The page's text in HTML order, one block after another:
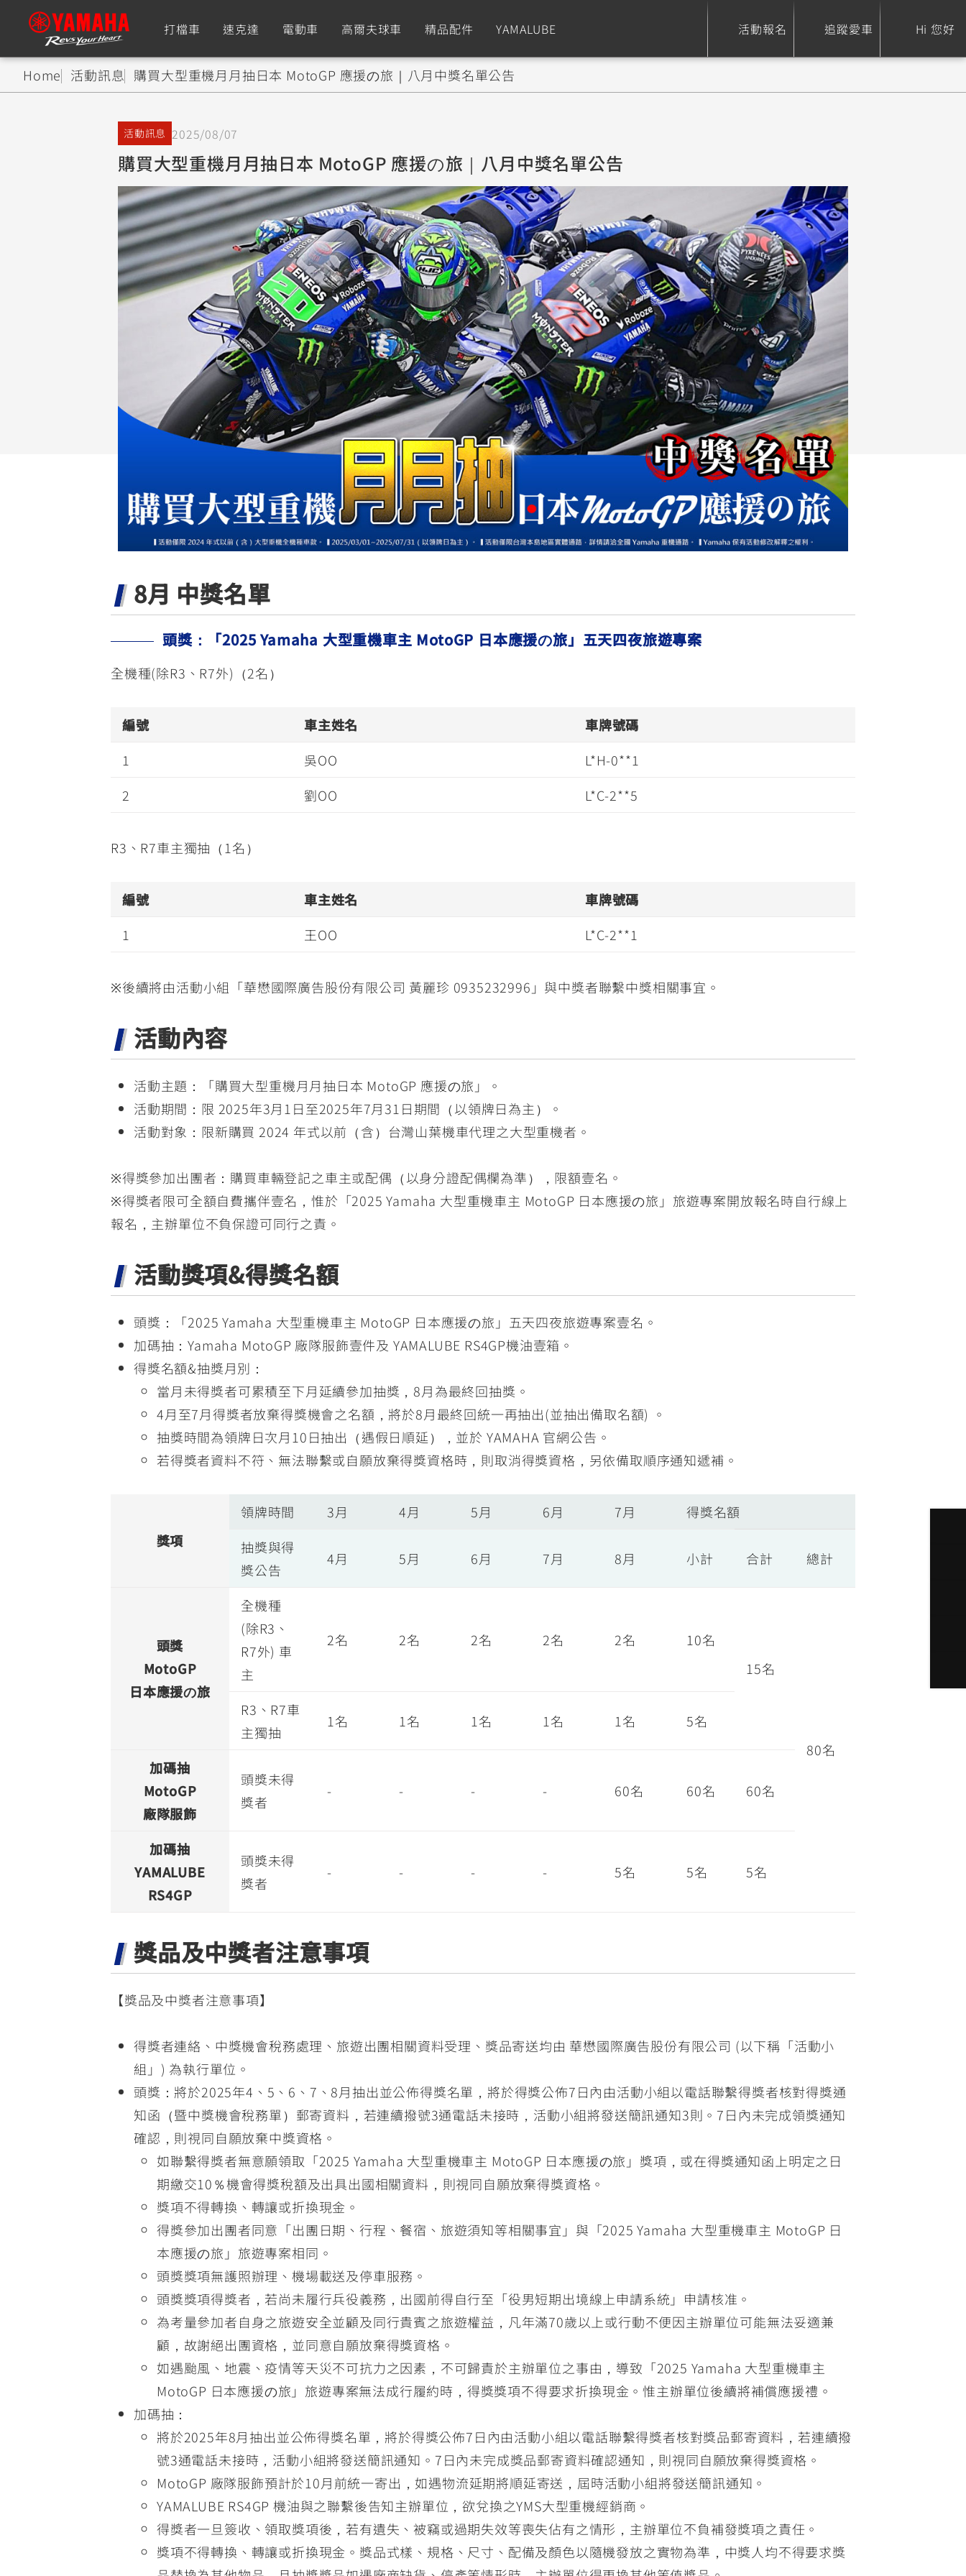
打檔車 速克達 電動車 高爾夫球車 精品配件 YAMALUBE 活動報名 追蹤愛車 Hi 您好
依風格
Super Sport
YZF-R9
550+
YZF-R7
550+
YZF-R3
251~549
YZF-R15
150
MT-09 Y-AMT
550+
MT-09
550+
MT-07 Y-AMT
550+
MT-07
550+
MT-03
251~549
MT-15
150
XSR 155
150
FZ-X
150
依風格
Premium
TMAX
550+
XMAX
251~549
NMAX
AUGUR
150
CYGNUS XR
150
CYGNUS X
125
FORCE 2.0
150
RS NEO
125
Limi
125
Vinoora
125
BW'S
PW50
50
125
JOG
125
追蹤愛車
我的愛車 瀏覽紀錄
Home 活動訊息 購買大型重機月月抽日本 MotoGP 應援の旅｜八月中獎名單公告
活動訊息 2025/08/07
購買大型重機月月抽日本 MotoGP 應援の旅｜八月中獎名單公告
8月 中獎名單
頭獎：「2025 Yamaha 大型重機車主 MotoGP 日本應援の旅」五天四夜旅遊專案
全機種(除R3、R7外)（2名）
編號 車主姓名
車牌號碼
1
吳OO
L*H-0**1
2
劉OO L*C-2**5
R3、R7車主獨抽（1名）
編號 車主姓名
車牌號碼
1
王OO L*C-2**1
※後續將由活動小組「華懋國際廣告股份有限公司 黃麗珍 0935232996」與中獎者聯繫中獎相關事宜。
活動內容
活動主題：「購買大型重機月月抽日本 MotoGP 應援の旅」。
活動期間：限 2025年3月1日至2025年7月31日期間（以領牌日為主）。
活動對象：限新購買 2024 年式以前（含）台灣山葉機車代理之大型重機者。
※得獎參加出團者：購買車輛登記之車主或配偶（以身分證配偶欄為準），限額壹名。
※得獎者限可全額自費攜伴壹名，惟於「2025 Yamaha 大型重機車主 MotoGP 日本應援の旅」旅遊專案開放報名時自行線上
報名，主辦單位不負保證可同行之責。
活動獎項&得獎名額
頭獎：「2025 Yamaha 大型重機車主 MotoGP 日本應援の旅」五天四夜旅遊專案壹名。
加碼抽：Yamaha MotoGP 廠隊服飾壹件及 YAMALUBE RS4GP機油壹箱。
得獎名額&抽獎月別：
當月未得獎者可累積至下月延續參加抽獎，8月為最終回抽獎。
4月至7月得獎者放棄得獎機會之名額，將於8月最終回統一再抽出(並抽出備取名額) 。
抽獎時間為領牌日次月10日抽出（遇假日順延），並於 YAMAHA 官網公告。
若得獎者資料不符、無法聯繫或自願放棄得獎資格時，則取消得獎資格，另依備取順序通知遞補。
獎項
領牌時間 3月 4月 5月 6月 7月
得獎名額
抽獎與得
獎公告
4月 5月 6月 7月 8月 小計 合計 總計
頭獎
MotoGP
日本應援の旅
全機種
(除R3、
R7外) 車
主
2名 2名 2名 2名 2名
10名
15名
80名
R3、R7車
主獨抽
1名 1名 1名 1名 1名 5名
加碼抽
MotoGP
廠隊服飾
頭獎未得
獎者
- - - - 60名 60名 60名
加碼抽
YAMALUBE
RS4GP
頭獎未得
獎者
- - - - 5名 5名 5名
獎品及中獎者注意事項
【獎品及中獎者注意事項】
得獎者連絡、中獎機會稅務處理、旅遊出團相關資料受理、獎品寄送均由 華懋國際廣告股份有限公司 (以下稱「活動小
組」) 為執行單位。
頭獎：將於2025年4、5、6、7、8月抽出並公佈得獎名單，將於得獎公佈7日內由活動小組以電話聯繫得獎者核對得獎通
知函（暨中獎機會稅務單）郵寄資料，若連續撥號3通電話未接時，活動小組將發送簡訊通知3則。7日內未完成領獎通知
確認，則視同自願放棄中獎資格。
如聯繫得獎者無意願領取「2025 Yamaha 大型重機車主 MotoGP 日本應援の旅」獎項，或在得獎通知函上明定之日
期繳交10％機會得獎稅額及出具出國相關資料，則視同自願放棄得獎資格。
獎項不得轉換、轉讓或折換現金。
得獎參加出團者同意「出團日期、行程、餐宿、旅遊須知等相關事宜」與「2025 Yamaha 大型重機車主 MotoGP 日
本應援の旅」旅遊專案相同。
頭獎獎項無護照辦理、機場載送及停車服務。
頭獎獎項得獎者，若尚未履行兵役義務，出國前得自行至「役男短期出境線上申請系統」申請核准。
為考量參加者自身之旅遊安全並顧及同行貴賓之旅遊權益，凡年滿70歲以上或行動不便因主辦單位可能無法妥適兼
顧，故謝絕出團資格，並同意自願放棄得獎資格。
如遇颱風、地震、疫情等天災不可抗力之因素，不可歸責於主辦單位之事由，導致「2025 Yamaha 大型重機車主
MotoGP 日本應援の旅」旅遊專案無法成行履約時，得獎獎項不得要求折換現金。惟主辦單位後續將補償應援禮。
加碼抽：
將於2025年8月抽出並公佈得獎名單，將於得獎公佈7日內由活動小組以電話聯繫得獎者核對獎品郵寄資料，若連續撥
號3通電話未接時，活動小組將發送簡訊通知。7日內未完成獎品郵寄資料確認通知，則視同自願放棄得獎資格。
MotoGP 廠隊服飾預計於10月前統一寄出，如遇物流延期將順延寄送，屆時活動小組將發送簡訊通知。
YAMALUBE RS4GP 機油與之聯繫後告知主辦單位，欲兌換之YMS大型重機經銷商。
得獎者一旦簽收、領取獎項後，若有遺失、被竊或過期失效等喪失佔有之情形，主辦單位不負補發獎項之責任。
獎項不得轉換、轉讓或折換現金。獎品式樣、規格、尺寸、配備及顏色以隨機發放之實物為準，中獎人均不得要求獎